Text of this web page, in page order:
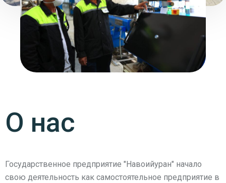
О нас
Государственное предприятие "Навоийуран" начало
свою деятельность как самостоятельное предприятие в